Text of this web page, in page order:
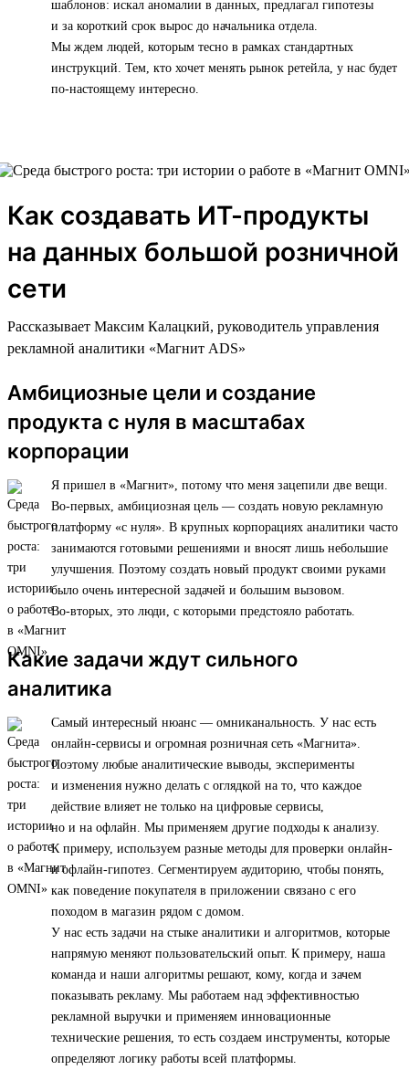
шаблонов: искал аномалии в данных, предлагал гипотезы
и за короткий срок вырос до начальника отдела.
Мы ждем людей, которым тесно в рамках стандартных
инструкций. Тем, кто хочет менять рынок ретейла, у нас будет
по-настоящему интересно.
Как создавать ИТ-продукты
на данных большой розничной
сети
Рассказывает Максим Калацкий, руководитель управления
рекламной аналитики «Магнит ADS»
Амбициозные цели и создание
продукта с нуля в масштабах
корпорации
Я пришел в «Магнит», потому что меня зацепили две вещи.
Во-первых, амбициозная цель — создать новую рекламную
платформу «с нуля». В крупных корпорациях аналитики часто
занимаются готовыми решениями и вносят лишь небольшие
улучшения. Поэтому создать новый продукт своими руками
было очень интересной задачей и большим вызовом.
Во-вторых, это люди, с которыми предстояло работать.
Какие задачи ждут сильного
аналитика
Самый интересный нюанс — омниканальность. У нас есть
онлайн-сервисы и огромная розничная сеть «Магнита».
Поэтому любые аналитические выводы, эксперименты
и изменения нужно делать с оглядкой на то, что каждое
действие влияет не только на цифровые сервисы,
но и на офлайн. Мы применяем другие подходы к анализу.
К примеру, используем разные методы для проверки онлайн-
и офлайн-гипотез. Сегментируем аудиторию, чтобы понять,
как поведение покупателя в приложении связано с его
походом в магазин рядом с домом.
У нас есть задачи на стыке аналитики и алгоритмов, которые
напрямую меняют пользовательский опыт. К примеру, наша
команда и наши алгоритмы решают, кому, когда и зачем
показывать рекламу. Мы работаем над эффективностью
рекламной выручки и применяем инновационные
технические решения, то есть создаем инструменты, которые
определяют логику работы всей платформы.